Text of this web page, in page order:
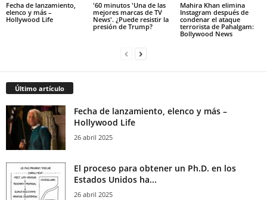
Fecha de lanzamiento,
elenco y más –
Hollywood Life
'60 minutos 'Una de las
mejores marcas de TV
News'. ¿Puede resistir la
presión de Trump?
Mahira Khan elimina
Instagram después de
condenar el ataque
terrorista de Pahalgam:
Bollywood News
Último artículo
Fecha de lanzamiento, elenco y más –
Hollywood Life
26 abril 2025
El proceso para obtener un Ph.D. en los
Estados Unidos ha...
26 abril 2025